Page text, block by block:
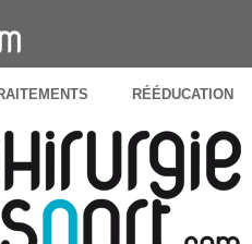
RÉÉDUCATION